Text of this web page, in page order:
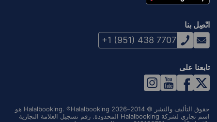
اتّصِل بنا
+1 (951) 438 7707
تابعنا على
حقوق التأليف والنشر © 2014–2026 Halalbooking. ®Halalbooking هو
اسم تجاري لشركة Halalbooking المحدودة. رقم تسجيل العلامة التجارية